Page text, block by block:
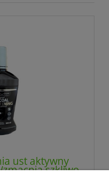
ust aktywny
szkliwo